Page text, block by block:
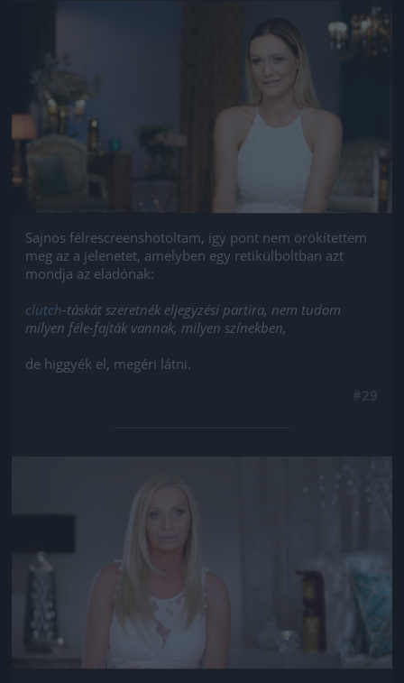
Sajnos félrescreenshotoltam, így pont nem örökítettem
meg az a jelenetet, amelyben egy retikülboltban azt
mondja az eladónak:
clutch-táskát szeretnék eljegyzési partira, nem tudom
milyen féle-fajták vannak, milyen színekben,
de higgyék el, megéri látni.